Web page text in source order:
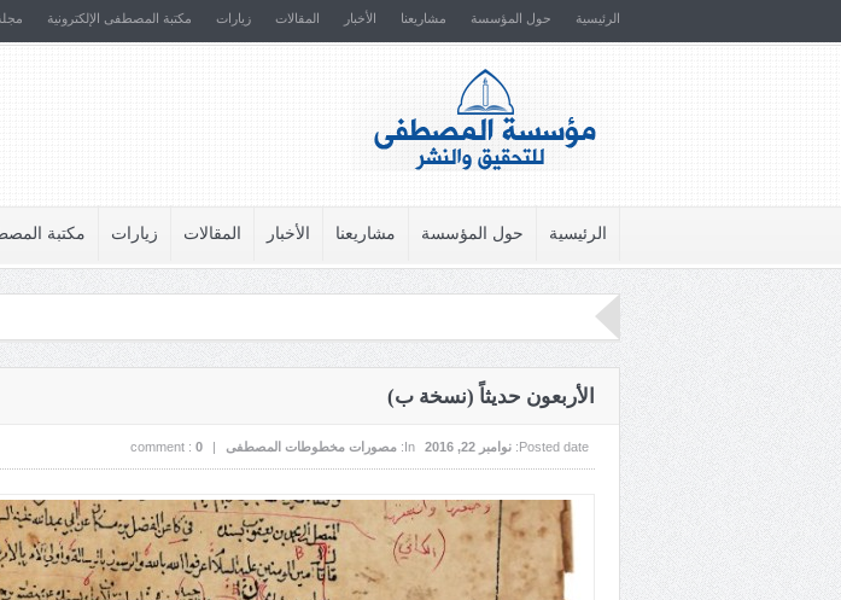
الرئيسية حول المؤسسة مشاريعنا الأخبار المقالات زيارات مكتبة المصطفى الإلكترونية
الرئيسية حول المؤسسة مشاريعنا الأخبار المقالات زيارات مكتبة
الأربعون حديثاً (نسخة ب)
Posted date: نوامبر 22, 2016 In: مصورات مخطوطات المصطفى |
comment : 0